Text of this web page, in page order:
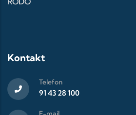
Kontakt
Telefon
91 43 28 100